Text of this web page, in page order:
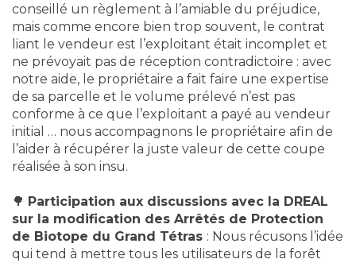
conseillé un règlement à l’amiable du préjudice,
mais comme encore bien trop souvent, le contrat
liant le vendeur est l’exploitant était incomplet et
ne prévoyait pas de réception contradictoire : avec
notre aide, le propriétaire a fait faire une expertise
de sa parcelle et le volume prélevé n’est pas
conforme à ce que l’exploitant a payé au vendeur
initial … nous accompagnons le propriétaire afin de
l’aider à récupérer la juste valeur de cette coupe
réalisée à son insu.
🌳 Participation aux discussions avec la DREAL
sur la modification des Arrêtés de Protection
de Biotope du Grand Tétras : Nous récusons l’idée
qui tend à mettre tous les utilisateurs de la forêt